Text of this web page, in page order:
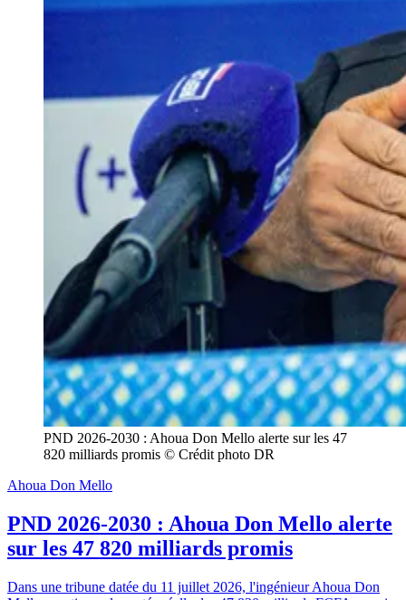
PND 2026-2030 : Ahoua Don Mello alerte sur les 47
820 milliards promis © Crédit photo DR
Ahoua Don Mello
PND 2026-2030 : Ahoua Don Mello alerte
sur les 47 820 milliards promis
Dans une tribune datée du 11 juillet 2026, l'ingénieur Ahoua Don